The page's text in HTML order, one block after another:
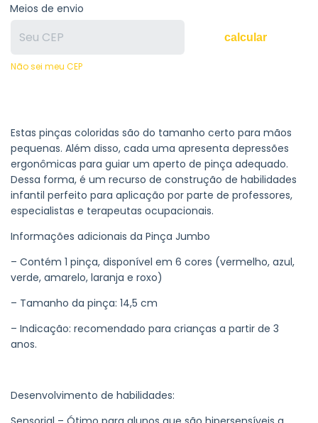
Meios de envio
calcular
Não sei meu CEP
Estas pinças coloridas são do tamanho certo para mãos
pequenas. Além disso, cada uma apresenta depressões
ergonômicas para guiar um aperto de pinça adequado.
Dessa forma, é um recurso de construção de habilidades
infantil perfeito para aplicação por parte de professores,
especialistas e terapeutas ocupacionais.
Informações adicionais da Pinça Jumbo
– Contém 1 pinça, disponível em 6 cores (vermelho, azul,
verde, amarelo, laranja e roxo)
– Tamanho da pinça: 14,5 cm
– Indicação: recomendado para crianças a partir de 3
anos.
Desenvolvimento de habilidades: